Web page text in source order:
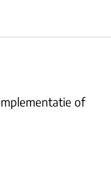
of